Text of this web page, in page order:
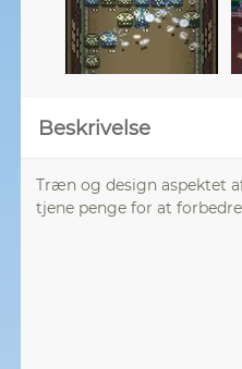
Beskrivelse
Træn og design aspektet
tjene penge for at